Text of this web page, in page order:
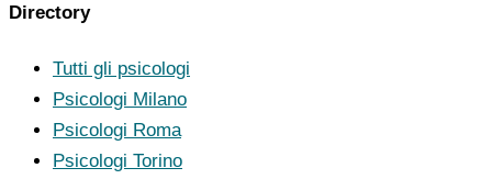
Directory
Tutti gli psicologi
Psicologi Milano
Psicologi Roma
Psicologi Torino